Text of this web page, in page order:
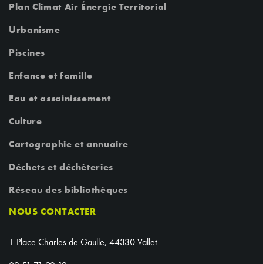
Plan Climat Air Énergie Territorial
Urbanisme
Piscines
Enfance et famille
Eau et assainissement
Culture
Cartographie et annuaire
Déchets et déchèteries
Réseau des bibliothèques
NOUS CONTACTER
1 Place Charles de Gaulle, 44330 Vallet